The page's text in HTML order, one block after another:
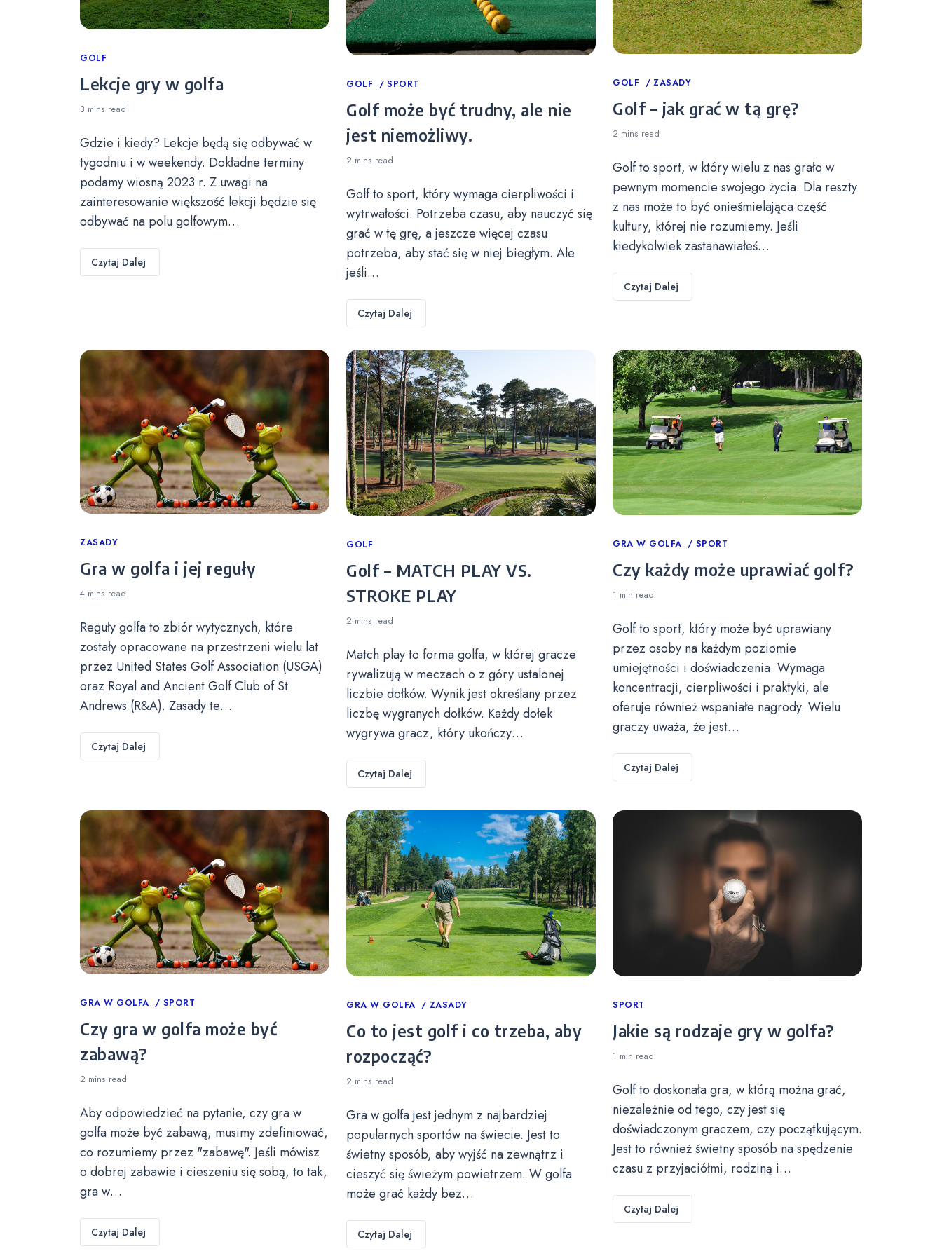
Categories
GOLF
Lekcje gry w golfa
3 mins read
Gdzie i kiedy? Lekcje będą się odbywać w
tygodniu i w weekendy. Dokładne terminy
podamy wiosną 2023 r. Z uwagi na
zainteresowanie większość lekcji będzie się
odbywać na polu golfowym…
Czytaj Dalej
Categories
GOLF SPORT
Golf może być trudny, ale nie
jest niemożliwy.
2 mins read
Golf to sport, który wymaga cierpliwości i
wytrwałości. Potrzeba czasu, aby nauczyć się
grać w tę grę, a jeszcze więcej czasu
potrzeba, aby stać się w niej biegłym. Ale
jeśli…
Czytaj Dalej
Categories
GOLF ZASADY
Golf – jak grać w tą grę?
2 mins read
Golf to sport, w który wielu z nas grało w
pewnym momencie swojego życia. Dla reszty
z nas może to być onieśmielająca część
kultury, której nie rozumiemy. Jeśli
kiedykolwiek zastanawiałeś…
Czytaj Dalej
Categories
ZASADY
Gra w golfa i jej reguły
4 mins read
Reguły golfa to zbiór wytycznych, które
zostały opracowane na przestrzeni wielu lat
przez United States Golf Association (USGA)
oraz Royal and Ancient Golf Club of St
Andrews (R&A). Zasady te…
Czytaj Dalej
Categories
GOLF
Golf – MATCH PLAY VS.
STROKE PLAY
2 mins read
Match play to forma golfa, w której gracze
rywalizują w meczach o z góry ustalonej
liczbie dołków. Wynik jest określany przez
liczbę wygranych dołków. Każdy dołek
wygrywa gracz, który ukończy…
Czytaj Dalej
Categories
GRA W GOLFA SPORT
Czy każdy może uprawiać golf?
1 min read
Golf to sport, który może być uprawiany
przez osoby na każdym poziomie
umiejętności i doświadczenia. Wymaga
koncentracji, cierpliwości i praktyki, ale
oferuje również wspaniałe nagrody. Wielu
graczy uważa, że jest…
Czytaj Dalej
Categories
GRA W GOLFA SPORT
Czy gra w golfa może być
zabawą?
2 mins read
Aby odpowiedzieć na pytanie, czy gra w
golfa może być zabawą, musimy zdefiniować,
co rozumiemy przez "zabawę". Jeśli mówisz
o dobrej zabawie i cieszeniu się sobą, to tak,
gra w…
Czytaj Dalej
Categories
GRA W GOLFA ZASADY
Co to jest golf i co trzeba, aby
rozpocząć?
2 mins read
Gra w golfa jest jednym z najbardziej
popularnych sportów na świecie. Jest to
świetny sposób, aby wyjść na zewnątrz i
cieszyć się świeżym powietrzem. W golfa
może grać każdy bez…
Czytaj Dalej
Categories
SPORT
Jakie są rodzaje gry w golfa?
1 min read
Golf to doskonała gra, w którą można grać,
niezależnie od tego, czy jest się
doświadczonym graczem, czy początkującym.
Jest to również świetny sposób na spędzenie
czasu z przyjaciółmi, rodziną i…
Czytaj Dalej